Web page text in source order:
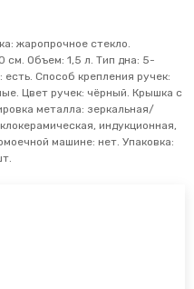
жаропрочное стекло.
см. Объем: 1,5 л. Тип дна: 5-
Способ крепления ручек:
Цвет ручек: чёрный. Крышка с
металла: зеркальная/
индукционная,
машине: нет. Упаковка: